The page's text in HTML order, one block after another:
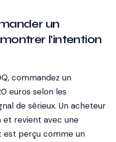
un
l'intention
commandez un
euros selon les
de sérieux. Un acheteur
et revient avec une
est perçu comme un